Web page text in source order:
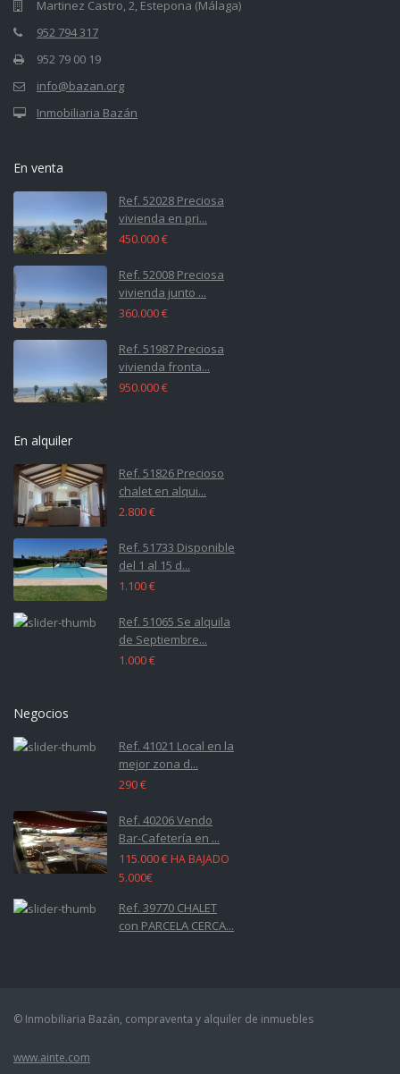
Martinez Castro, 2, Estepona (Málaga)
952 794 317
952 79 00 19
info@bazan.org
Inmobiliaria Bazán
En venta
Ref. 52028 Preciosa
vivienda en pri...
450.000 €
Ref. 52008 Preciosa
vivienda junto ...
360.000 €
Ref. 51987 Preciosa
vivienda fronta...
950.000 €
En alquiler
Ref. 51826 Precioso
chalet en alqui...
2.800 €
Ref. 51733 Disponible
del 1 al 15 d...
1.100 €
Ref. 51065 Se alquila
de Septiembre...
1.000 €
Negocios
Ref. 41021 Local en la
mejor zona d...
290 €
Ref. 40206 Vendo
Bar-Cafetería en ...
115.000 € HA BAJADO
5.000€
Ref. 39770 CHALET
con PARCELA CERCA...
© Inmobiliaria Bazán, compraventa y alquiler de inmuebles
www.ainte.com